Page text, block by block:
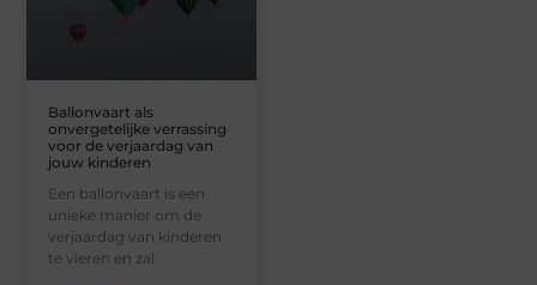
Ballonvaart als
onvergetelijke verrassing
voor de verjaardag van
jouw kinderen
Een ballonvaart is een
unieke manier om de
verjaardag van kinderen
te vieren en zal